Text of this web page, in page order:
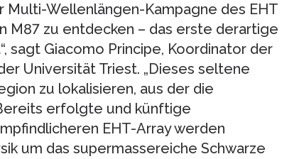
Multi-Wellenlängen-Kampagne des EHT
M87 zu entdecken – das erste derartige
sagt Giacomo Principe, Koordinator der
Universität Triest. „Dieses seltene
zu lokalisieren, aus der die
erfolgte und künftige
EHT-Array werden
um das supermassereiche Schwarze